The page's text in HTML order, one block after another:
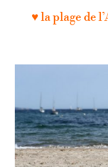
♥ la plage de